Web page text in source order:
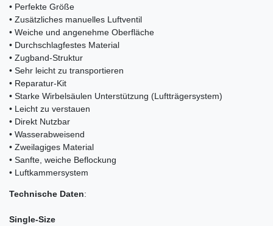
• Perfekte Größe
• Zusätzliches manuelles Luftventil
• Weiche und angenehme Oberfläche
• Durchschlagfestes Material
• Zugband-Struktur
• Sehr leicht zu transportieren
• Reparatur-Kit
• Starke Wirbelsäulen Unterstützung (Luftträgersystem)
• Leicht zu verstauen
• Direkt Nutzbar
• Wasserabweisend
• Zweilagiges Material
• Sanfte, weiche Beflockung
• Luftkammersystem
Technische Daten:
Single-Size